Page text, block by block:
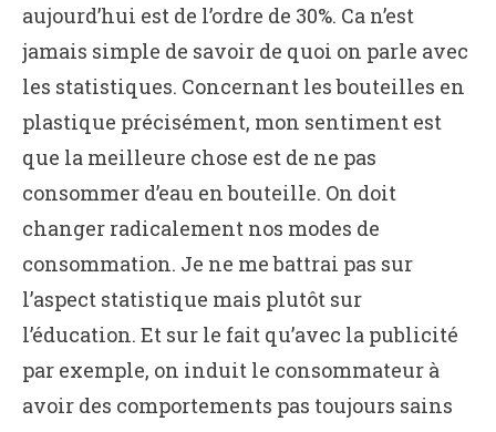
aujourd’hui est de l’ordre de 30%. Ca n’est
jamais simple de savoir de quoi on parle avec
les statistiques. Concernant les bouteilles en
plastique précisément, mon sentiment est
que la meilleure chose est de ne pas
consommer d’eau en bouteille. On doit
changer radicalement nos modes de
consommation. Je ne me battrai pas sur
l’aspect statistique mais plutôt sur
l’éducation. Et sur le fait qu’avec la publicité
par exemple, on induit le consommateur à
avoir des comportements pas toujours sains